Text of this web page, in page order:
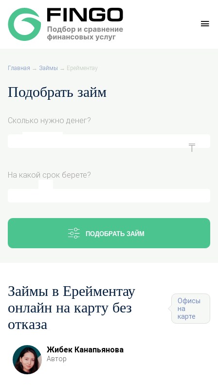
Главная → Займы → Ерейментау
Подобрать займ
Сколько нужно денег?
На какой срок берете?
ПОДОБРАТЬ ЗАЙМ
Займы в Ерейментау
онлайн на карту без
отказа
Офисы
на
карте
Жибек Канапьянова
Автор